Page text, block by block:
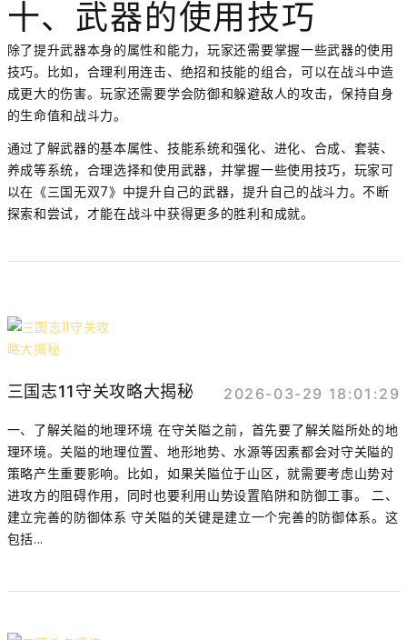
十、武器的使用技巧
除了提升武器本身的属性和能力，玩家还需要掌握一些武器的使用
技巧。比如，合理利用连击、绝招和技能的组合，可以在战斗中造
成更大的伤害。玩家还需要学会防御和躲避敌人的攻击，保持自身
的生命值和战斗力。
通过了解武器的基本属性、技能系统和强化、进化、合成、套装、
养成等系统，合理选择和使用武器，并掌握一些使用技巧，玩家可
以在《三国无双7》中提升自己的武器，提升自己的战斗力。不断
探索和尝试，才能在战斗中获得更多的胜利和成就。
三国志11守关攻略大揭秘
2026-03-29 18:01:29
一、了解关隘的地理环境 在守关隘之前，首先要了解关隘所处的地
理环境。关隘的地理位置、地形地势、水源等因素都会对守关隘的
策略产生重要影响。比如，如果关隘位于山区，就需要考虑山势对
进攻方的阻碍作用，同时也要利用山势设置陷阱和防御工事。 二、
建立完善的防御体系 守关隘的关键是建立一个完善的防御体系。这
包括...